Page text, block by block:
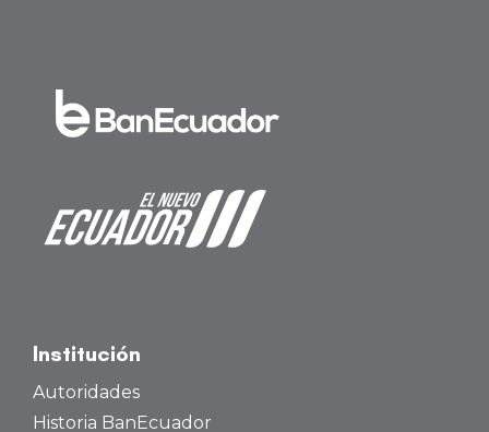
Institución
Autoridades
Historia BanEcuador